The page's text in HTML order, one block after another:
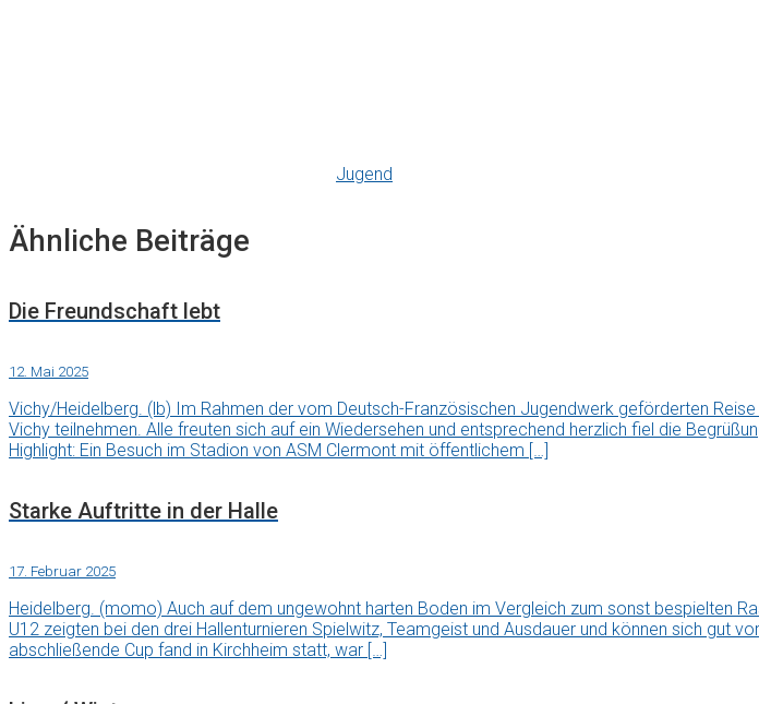
Jugend
Ähnliche Beiträge
Die Freundschaft lebt
12. Mai 2025
Vichy/Heidelberg. (lb) Im Rahmen der vom Deutsch-Französischen Jugendwerk geförderten
Vichy teilnehmen. Alle freuten sich auf ein Wiedersehen und entsprechend herzlich fiel die
Highlight: Ein Besuch im Stadion von ASM Clermont mit öffentlichem […]
Starke Auftritte in der Halle
17. Februar 2025
Heidelberg. (momo) Auch auf dem ungewohnt harten Boden im Vergleich zum sonst bespielten
U12 zeigten bei den drei Hallenturnieren Spielwitz, Teamgeist und Ausdauer und können sich gut
abschließende Cup fand in Kirchheim statt, war […]